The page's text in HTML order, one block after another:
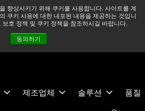
향상시키기 위해 쿠키를 사용합니다. 사이트를 계
쿠키 사용에 대한 내포된 내용을 제공하는 것입니
호 정책 및 쿠키 정책을 참조하시길 바랍니다.
동의하기
으로 주시하고 있으며, 모든 서비스는
되고 있습니다. 더 읽어보기 →
뉴스
문의하기
제조업체 솔루션
품질